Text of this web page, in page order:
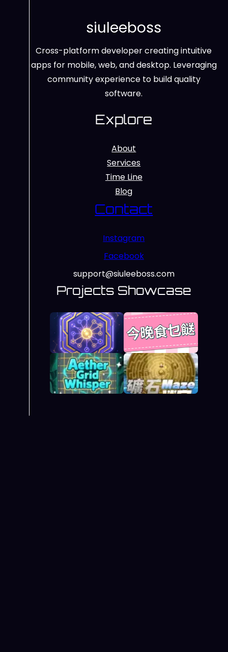
siuleeboss
Cross-platform developer creating intuitive
apps for mobile, web, and desktop. Leveraging
community experience to build quality
software.
Explore
About
Services
Time Line
Blog
Contact
Instagram
Facebook
support@siuleeboss.com
Projects Showcase